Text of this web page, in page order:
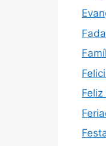
Fada